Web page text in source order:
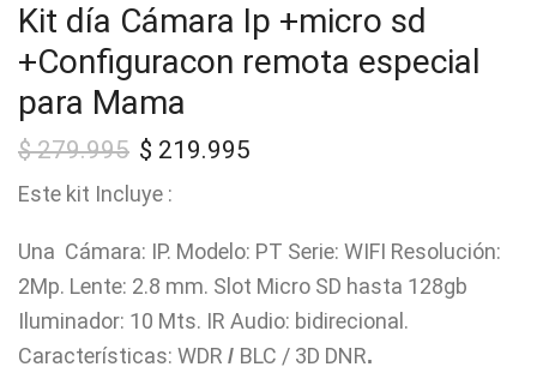
Kit día Cámara Ip +micro sd
+Configuracon remota especial
para Mama
$279.995 $ 219.995
Este kit Incluye :
Una Cámara: IP. Modelo: PT Serie: WIFI Resolución:
2Mp. Lente: 2.8 mm. Slot Micro SD hasta 128gb
Iluminador: 10 Mts. IR Audio: bidirecional.
Características: WDR / BLC / 3D DNR.